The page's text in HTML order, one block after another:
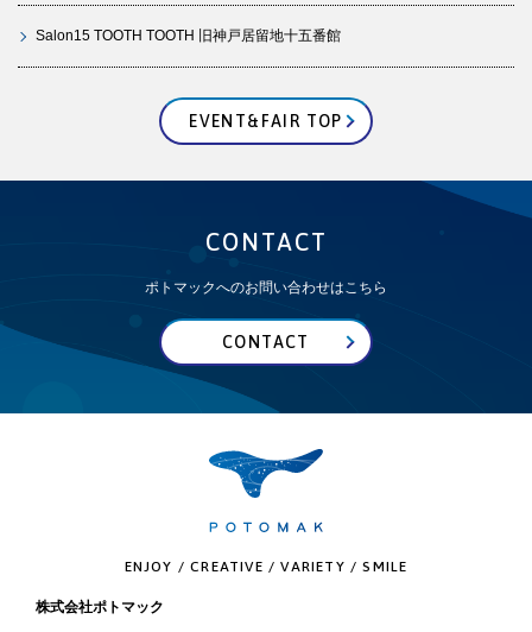
Salon15 TOOTH TOOTH 旧神戸居留地十五番館
EVENT&FAIR TOP
CONTACT
ポトマックへのお問い合わせはこちら
CONTACT
ENJOY / CREATIVE / VARIETY / SMILE
株式会社ポトマック